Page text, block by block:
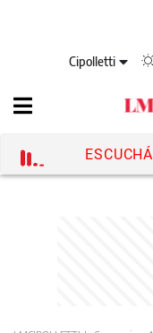
Cipolletti
ESCUCHÁ